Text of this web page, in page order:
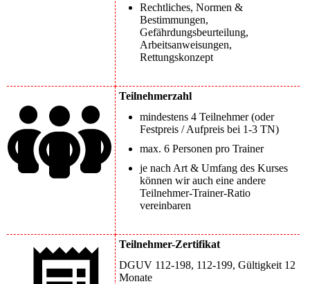
Rechtliches, Normen &
Bestimmungen,
Gefährdungsbeurteilung,
Arbeitsanweisungen,
Rettungskonzept
Teilnehmerzahl
mindestens 4 Teilnehmer (oder
Festpreis / Aufpreis bei 1-3 TN)
max. 6 Personen pro Trainer
je nach Art & Umfang des Kurses
können wir auch eine andere
Teilnehmer-Trainer-Ratio
vereinbaren
Teilnehmer-Zertifikat
DGUV 112-198, 112-199, Gültigkeit 12
Monate